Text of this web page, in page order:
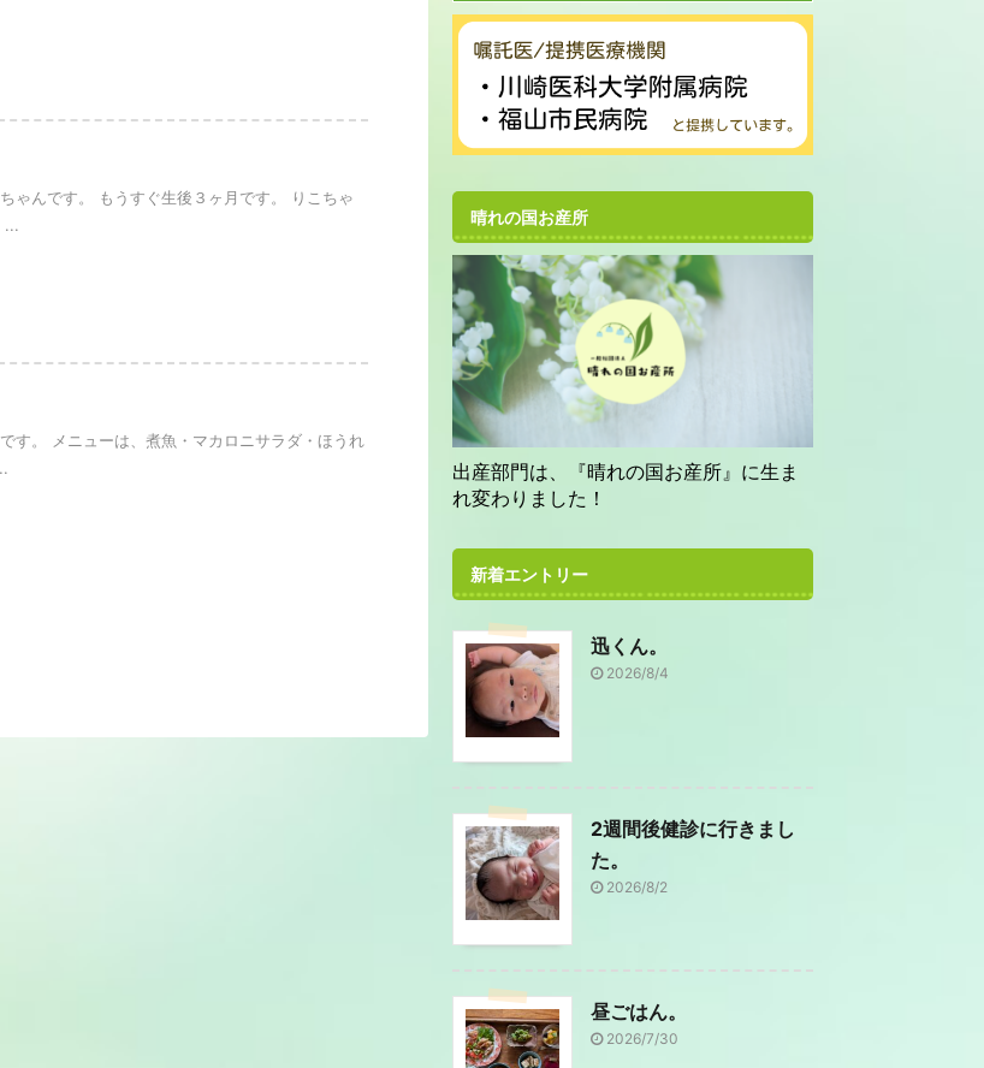
ゃんです。 もうすぐ生後３ヶ月です。 りこちゃ
...
す。 メニューは、煮魚・マカロニサラダ・ほうれ
晴れの国お産所
出産部門は、『晴れの国お産所』に生ま
れ変わりました！
新着エントリー
迅くん。
2026/8/4
2週間後健診に行きまし
た。
2026/8/2
昼ごはん。
2026/7/30